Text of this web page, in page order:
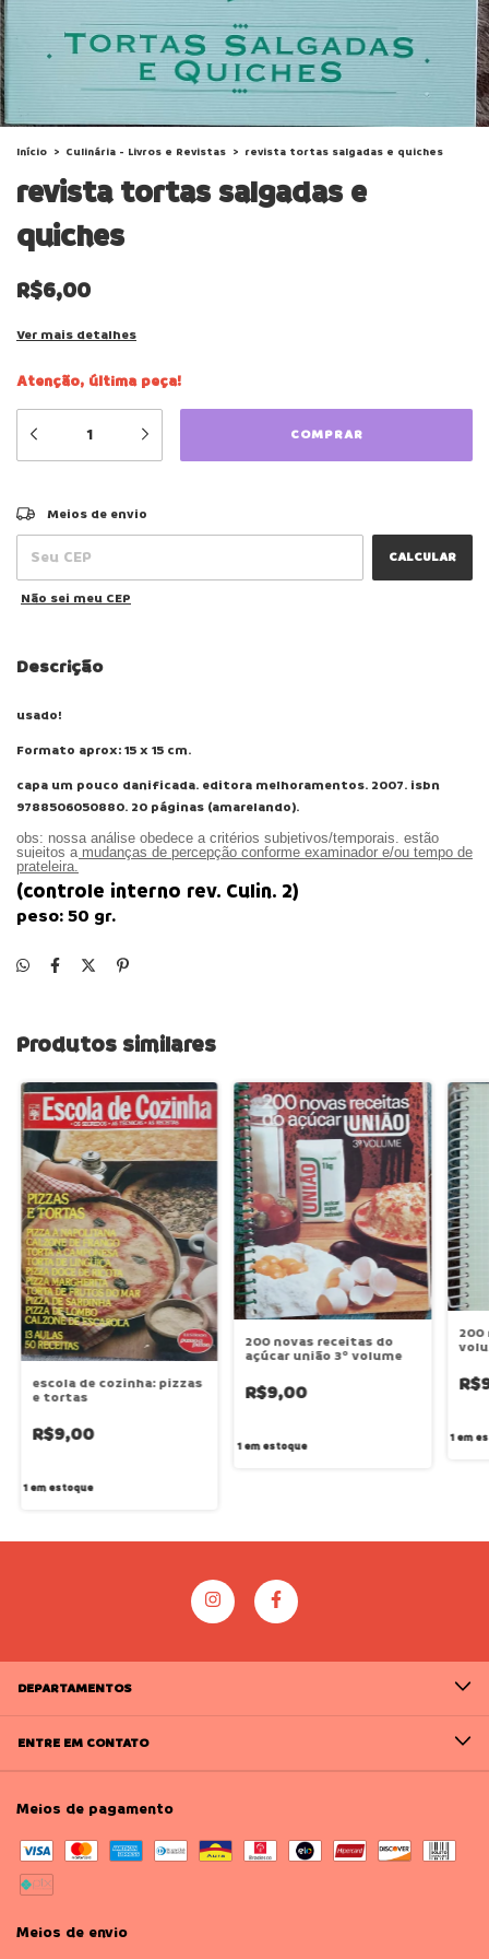
Início > Culinária - Livros e Revistas > revista tortas salgadas e quiches
revista tortas salgadas e
quiches
R$6,00
Ver mais detalhes
Atenção, última peça!
Entregas para o CEP:
Meios de envio
CALCULAR
Não sei meu CEP
Descrição
usado!
Formato aprox: 15 x 15 cm.
capa um pouco danificada. editora melhoramentos. 2007. isbn
9788506050880. 20 páginas (amarelando).
obs: nossa análise obedece a critérios subjetivos/temporais. estão
sujeitos a mudanças de percepção conforme examinador e/ou tempo de
prateleira.
(controle interno rev. Culin. 2)
peso:50 gr.
Produtos similares
escola de cozinha: pizzas
e tortas
R$9,00
1em estoque
200 novas receitas do
açúcar união 3º volume
R$9,00
1em estoque
200
1em
DEPARTAMENTOS
ENTRE EM CONTATO
Meios de pagamento
Meios de envio